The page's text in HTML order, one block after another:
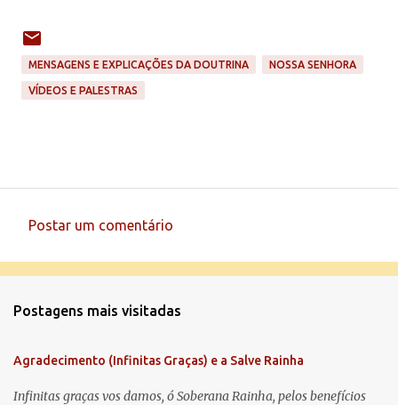
MENSAGENS E EXPLICAÇÕES DA DOUTRINA NOSSA SENHORA
VÍDEOS E PALESTRAS
e
t
á
Postar um comentário
Postagens mais visitadas
Agradecimento (Infinitas Graças) e a Salve Rainha
Infinitas graças vos damos, ó Soberana Rainha, pelos benefícios